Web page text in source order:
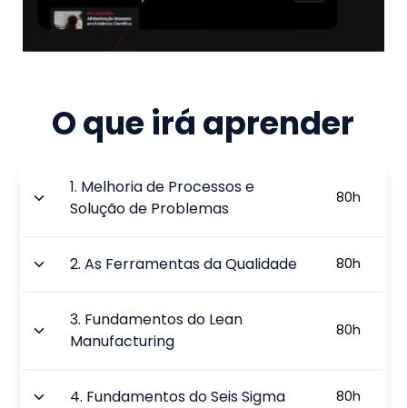
O que irá aprender
1. Melhoria de Processos e
Solução de Problemas
80h
2.As Ferramentas da Qualidade 80h
3. Fundamentos do Lean
Manufacturing
80h
4. Fundamentos do Seis Sigma 80h